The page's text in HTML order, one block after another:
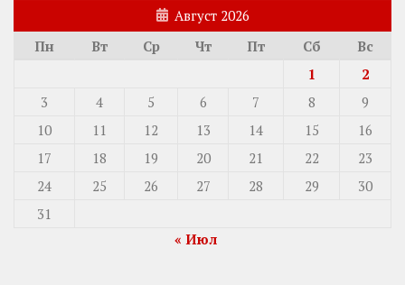
Август 2026
Пн
Вт Ср Чт Пт Сб
Вс
1
2
3
4 5 6 7 8
9
10
11 12 13 14 15
16
17
18 19 20 21 22
23
24
25 26 27 28 29
30
31
« Июл